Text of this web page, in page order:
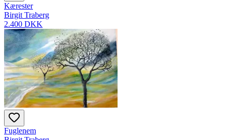
Kærester
Birgit Traberg
2.400 DKK
Fuglenem